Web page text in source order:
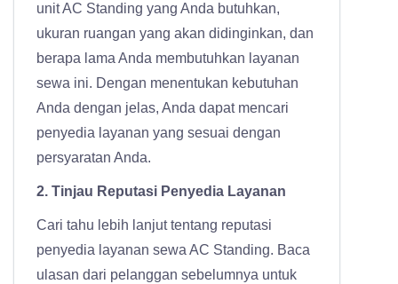
unit AC Standing yang Anda butuhkan,
ukuran ruangan yang akan didinginkan, dan
berapa lama Anda membutuhkan layanan
sewa ini. Dengan menentukan kebutuhan
Anda dengan jelas, Anda dapat mencari
penyedia layanan yang sesuai dengan
persyaratan Anda.
2. Tinjau Reputasi Penyedia Layanan
Cari tahu lebih lanjut tentang reputasi
penyedia layanan sewa AC Standing. Baca
ulasan dari pelanggan sebelumnya untuk